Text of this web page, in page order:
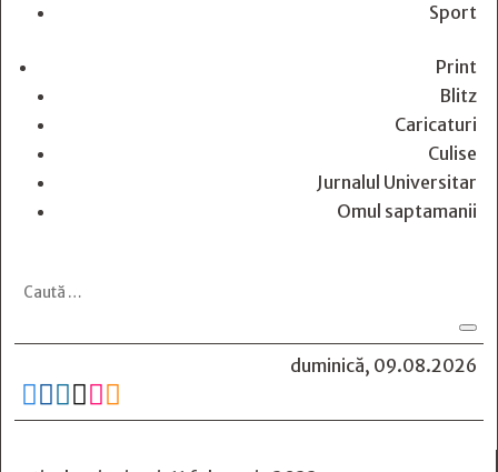
Sport
Print
Blitz
Caricaturi
Culise
Jurnalul Universitar
Omul saptamanii
duminică, 09.08.2026
     